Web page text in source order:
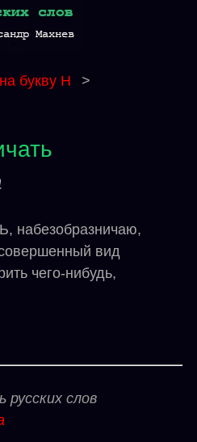
букву Н >
вид
чего-нибудь,
русских слов